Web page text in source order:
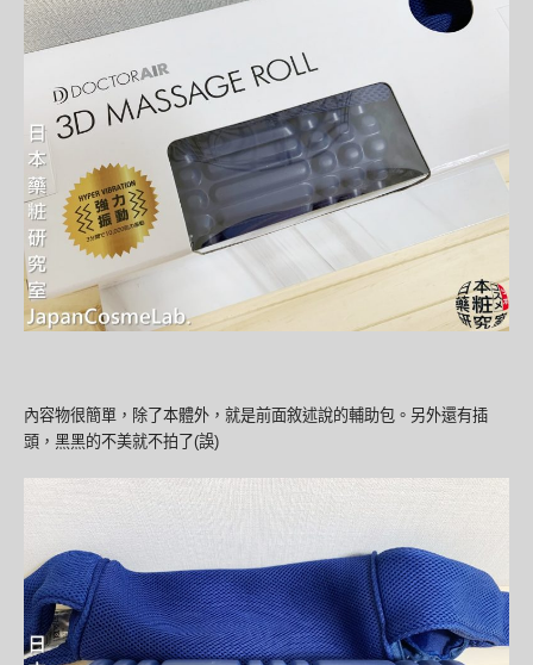
內容物很簡單，除了本體外，就是前面敘述說的輔助包。另外還有插
頭，黑黑的不美就不拍了(誤)